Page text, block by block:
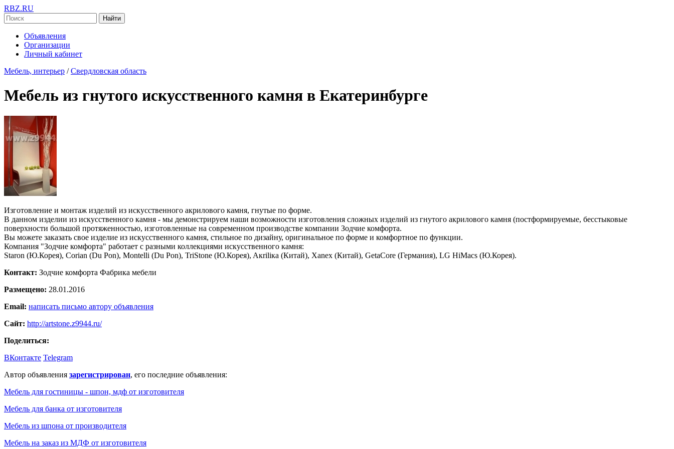
RBZ.RU
Найти
Объявления
Организации
Личный кабинет
Мебель, интерьер / Свердловская область
Мебель из гнутого искусственного камня в Екатеринбурге
Изготовление и монтаж изделий из искусственного акрилового камня, гнутые по форме.
В данном изделии из искусственного камня - мы демонстрируем наши возможности изготовления сложных изделий из гнутого акрилового камня (постформируемые, бесстыковые
поверхности большой протяженностью, изготовленные на современном производстве компании Зодчие комфорта.
Вы можете заказать свое изделие из искусственного камня, стильное по дизайну, оригинальное по форме и комфортное по функции.
Компания "Зодчие комфорта" работает с разными коллекциями искусственного камня:
Staron (Ю.Корея), Corian (Du Pon), Montelli (Du Pon), TriStone (Ю.Корея), Aкriliкa (Китай), Xanex (Китай), GetaCore (Германия), LG HiMacs (Ю.Корея).
Контакт: Зодчие комфорта Фабрика мебели
Размещено: 28.01.2016
Email: написать письмо автору объявления
Сайт: http://artstone.z9944.ru/
Поделиться:
ВКонтакте Telegram
Автор объявления зарегистрирован, его последние объявления:
Мебель для гостиницы - шпон, мдф от изготовителя
Мебель для банка от изготовителя
Мебель из шпона от производителя
Мебель на заказ из МДФ от изготовителя